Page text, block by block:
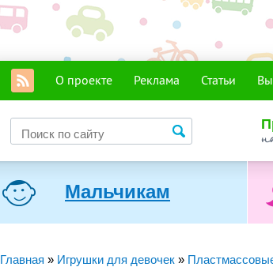
О проекте Реклама Статьи
Мальчикам
Главная » Игрушки для девочек »